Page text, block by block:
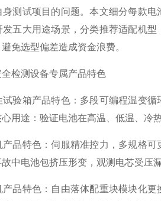
测试项目的问题。本文细分每款
五大用途场景，分类推荐适配机
免选型偏差造成资金浪费。
检测设备专属产品特色
验箱产品特色：多段可编程温变
用途：验证电池在高温、低温、冷
品特色：伺服精准控力，多规格
中电池包挤压形变，观测电芯受压
品特色：自由落体配重块模块化